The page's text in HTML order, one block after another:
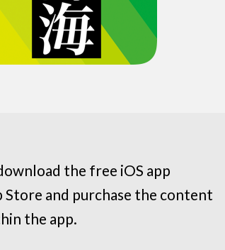
the free iOS app
Store and purchase the content
the app.